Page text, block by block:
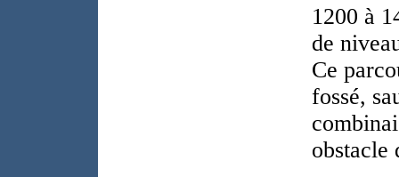
1200 à
de
Ce
fossé,
obstacle